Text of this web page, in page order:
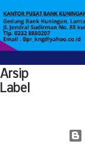
Arsip
Label